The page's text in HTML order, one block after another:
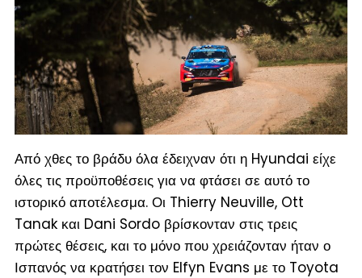
Από χθες το βράδυ όλα έδειχναν ότι η Hyundai είχε
όλες τις προϋποθέσεις για να φτάσει σε αυτό το
ιστορικό αποτέλεσμα. Οι Thierry Neuville, Ott
Tanak και Dani Sordo βρίσκονταν στις τρεις
πρώτες θέσεις, και το μόνο που χρειάζονταν ήταν ο
Ισπανός να κρατήσει τον Elfyn Evans με το Toyota